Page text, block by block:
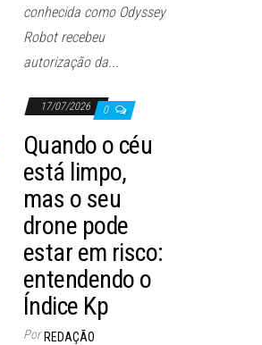
conhecida como Odyssey
Robot recebeu
autorização da...
17/07/2026 0
Quando o céu
está limpo,
mas o seu
drone pode
estar em risco:
entendendo o
Índice Kp
Por REDAÇÃO